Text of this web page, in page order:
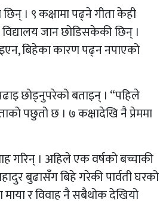
। ९ कक्षामा पढ्ने गीता केही
जान छोडिसकेकी छिन् ।
बिहेका कारण पढ्न नपाएको
छोड्नुपरेको बताइन् । “पहिले
पछुतो छ । ७ कक्षादेखि नै प्रेममा
गरिन् । अहिले एक वर्षको बच्चाकी
बुढासँग बिहे गरेकी पार्वती घरको
र विवाह नै सबैथोक देखियो